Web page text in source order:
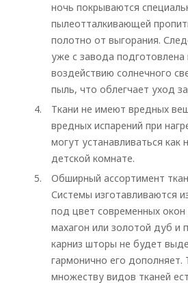
Рулонные
Вертикальные
Римские
ночь покрываются
пылеотталкивающей
полотно от выгорания.
уже с завода
воздействию солнечного
пыль, что облегчает уход
Ткани не имеют вредных
вредных испарений при
могут устанавливаться как
детской комнате.
Обширный ассортимент
Системы изготавливаются
под цвет современных окон
махагон или золотой дуб и
карниз шторы не будет
гармонично его дополняет.
множеству видов тканей